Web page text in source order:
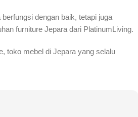
dengan baik, tetapi juga
furniture Jepara dari PlatinumLiving.
toko mebel di Jepara yang selalu